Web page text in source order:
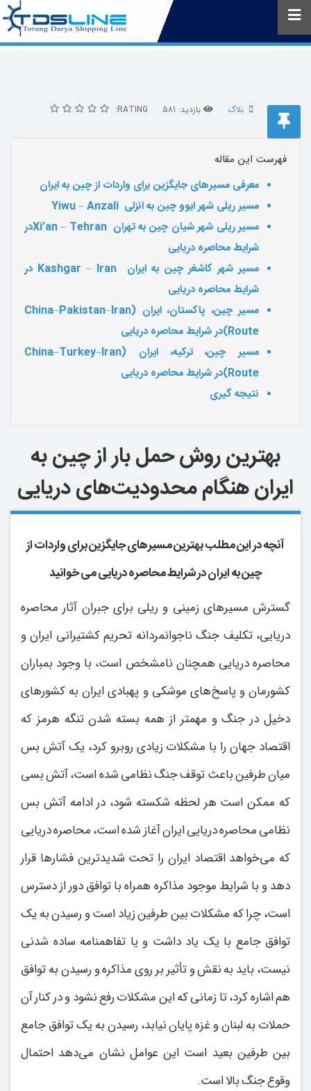
بلاگ بازدید: 581 RATING:
فهرست این مقاله
معرفی مسیرهای جایگزین برای واردات ازچین به ایران
مسیر ریلی شهر ایوو چین به انزلی
مسیر ریلی شهر شیان چین به تهران Xi’an – Tehran
در
شرایط محاصره دریایی
مسیر شهر کاشغر چین به ایران
در
شرایط محاصره دریایی
مسیر چین، پاکستان، ایران
(China–Pakistan–Iran
Route) در شرایط محاصره دریایی
مسیر چین، ترکیه، ایران
(China–Turkey–Iran
Route) در شرایط محاصره دریایی
نتیجه گیری
بهترین روش حمل بار از چین به
ایران هنگام محدودیت‌های دریایی
آنچه در این مطلب بهترین مسیرهای جایگزین برای واردات از
چین به ایران در شرایط محاصره دریایی می خوانید
گسترش مسیرهای زمینی و ریلی برای جبران آثار محاصره
دریایی، تکلیف جنگ ناجوانمردانه تحریم کشتیرانی ایران و
محاصره دریایی همچنان نامشخص است، با وجود بمباران
کشورمان و پاسخ‌های موشکی و پهبادی ایران به کشورهای
دخیل در جنگ و مهمتر از همه بسته شدن تنگه هرمز که
اقتصاد جهان را با مشکلات زیادی روبرو کرد، یک آتش‌ بس
میان طرفین باعث توقف جنگ نظامی شده است، آتش ‌بسی
که ممکن است هر لحظه شکسته شود، در ادامه آتش ‌بس
نظامی محاصره دریایی ایران آغاز شده است، محاصره دریایی
که می‌خواهد اقتصاد ایران را تحت شدیدترین فشار‌ها قرار
دهد و با شرایط موجود مذاکره همراه با توافق دور از دسترس
است، چرا که مشکلات بین طرفین زیاد است و رسیدن به یک
توافق جامع با یک یاد داشت و یا تفاهمنامه ساده شدنی
نیست، باید به نقش و تأثیر بر روی مذاکره و رسیدن به توافق
هم اشاره کرد، تا زمانی که این مشکلات رفع نشود و در کنار آن
حملات به لبنان و غزه پایان نیابد، رسیدن به یک توافق جامع
بین طرفین بعید است این عوامل نشان می‌دهد احتمال
وقوع جنگ بالا است.